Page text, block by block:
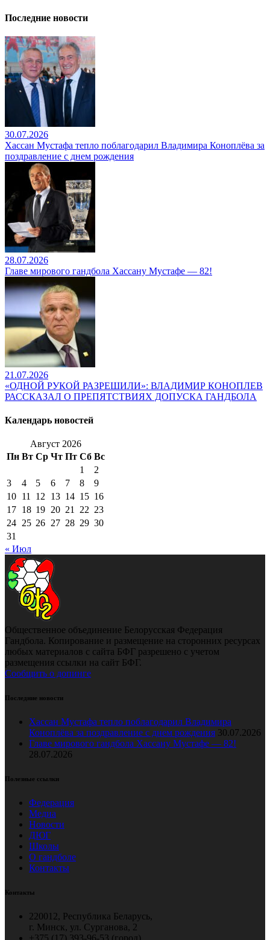
Последние новости
30.07.2026
Хассан Мустафа тепло поблагодарил Владимира Коноплёва за
поздравление с днем рождения
28.07.2026
Главе мирового гандбола Хассану Мустафе — 82!
21.07.2026
«ОДНОЙ РУКОЙ РАЗРЕШИЛИ»: ВЛАДИМИР КОНОПЛЕВ
РАССКАЗАЛ О ПРЕПЯТСТВИЯХ ДОПУСКА ГАНДБОЛА
Календарь новостей
Август 2026
Пн Вт Ср Чт Пт Сб Вс
1
2
3
4 5 6 7 8
9
10 11 12 13 14 15 16
17 18 19 20 21 22 23
24 25 26 27 28 29 30
31
« Июл
Общественное объединение Белорусская Федерация
Гандбола. Копирование и размещение на сторонних ресурсах
любых материалов с сайта БФГ разрешено с учетом
размещения ссылки на сайт БФГ.
Сообщить о допинге
Последние новости
Хассан Мустафа тепло поблагодарил Владимира
Коноплёва за поздравление с днем рождения 30.07.2026
Главе мирового гандбола Хассану Мустафе — 82!
28.07.2026
Полезные ссылки
Федерация
Медиа
Новости
ДЮГ
Школы
О гандболе
Контакты
Контакты
220012, Республика Беларусь,
г. Минск, ул. Сурганова, 2